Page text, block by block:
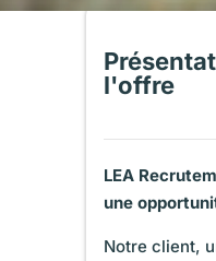
l'offre
LEA
une
Notre client,